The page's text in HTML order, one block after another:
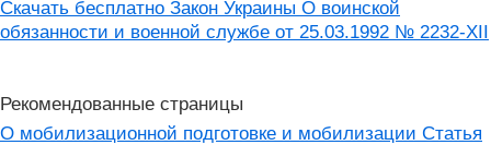
Скачать бесплатно Закон Украины О воинской
обязанности и военной службе от 25.03.1992 № 2232-XII
Рекомендованные страницы
О мобилизационной подготовке и мобилизации Статья